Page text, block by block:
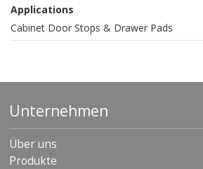
Applications
Cabinet Door Stops & Drawer Pads
Unternehmen
Über uns
Produkte